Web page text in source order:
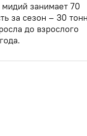
занимает 70
за сезон – 30
до взрослого